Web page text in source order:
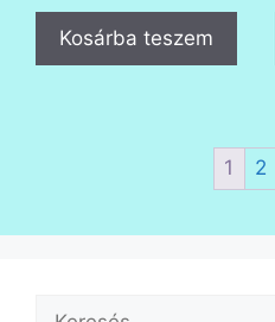
Kosárba teszem
1 2
Keresés: